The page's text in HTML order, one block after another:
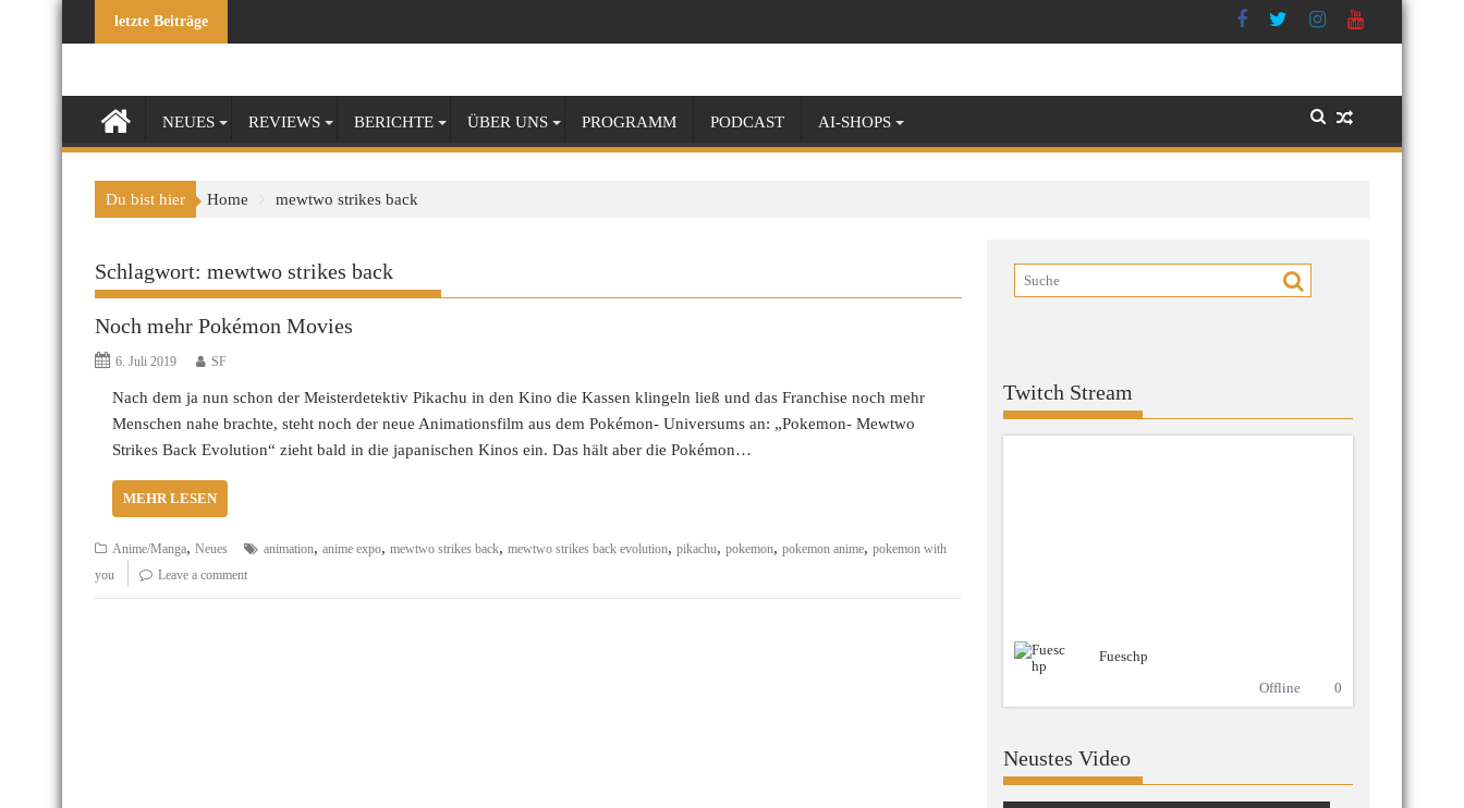
letzte Beiträge
NEUES REVIEWS BERICHTE ÜBER UNS PROGRAMM PODCAST AI-SHOPS
Du bist hier Home mewtwo strikes back
Schlagwort: mewtwo strikes back
Noch mehr Pokémon Movies
6. Juli 2019 SF
Nach dem ja nun schon der Meisterdetektiv Pikachu in den Kino die Kassen klingeln ließ und das Franchise noch mehr
Menschen nahe brachte, steht noch der neue Animationsfilm aus dem Pokémon- Universums an: „Pokemon- Mewtwo
Strikes Back Evolution“ zieht bald in die japanischen Kinos ein. Das hält aber die Pokémon…
MEHR LESEN
Anime/Manga, Neues animation, anime expo, mewtwo strikes back, mewtwo strikes back evolution, pikachu, pokemon, pokemon anime, pokemon with
you
Leave a comment
Twitch Stream
Fueschp
Offline
0
Neustes Video